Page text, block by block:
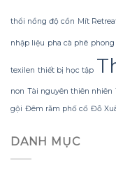
thổi nồng độ cồn Mít
nhập liệu pha cà phê
texilen thiết bị học tập
non Tài nguyên thiên nhiên
gội Đêm rằm phố cổ Đỗ
DANH MỤC